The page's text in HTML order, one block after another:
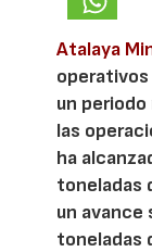
Atalaya
un periodo
las
ha
toneladas
un
toneladas